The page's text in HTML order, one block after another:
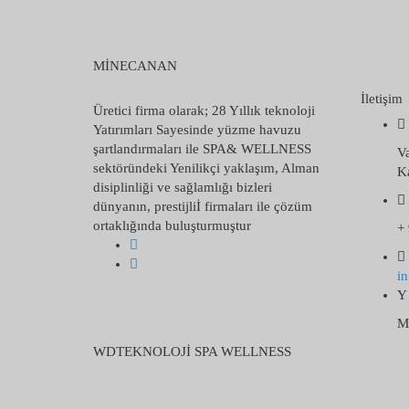
MİNECANAN
Üretici firma olarak; 28 Yıllık teknoloji
Yatırımları Sayesinde yüzme havuzu
şartlandırmaları ile SPA& WELLNESS
sektöründeki Yenilikçi yaklaşım, Alman
disiplinliği ve sağlamlığı bizleri
dünyanın, prestijliİ firmaları ile çözüm
ortaklığında buluşturmuştur
İletişim
+
WDTEKNOLOJİ SPA WELLNESS